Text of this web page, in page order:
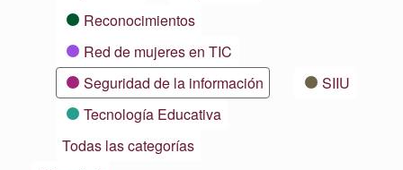
Reconocimientos
Red de mujeres en TIC
Seguridad de la información
SIIU
Tecnología Educativa
Todas las categorías